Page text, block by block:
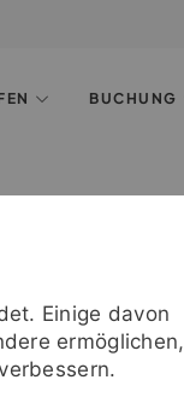
BUCHUNG
Einige davon
ermöglichen,